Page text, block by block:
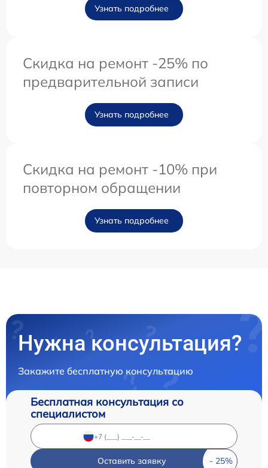
Узнать подробнее
Скидка на ремонт -25% по
предварительной записи
Узнать подробнее
Скидка на ремонт -10% при
повторном обращении
Узнать подробнее
Нужна консультация?
Закажите бесплатную консультацию
Бесплатная консультация со
специалистом
Оставить заявку